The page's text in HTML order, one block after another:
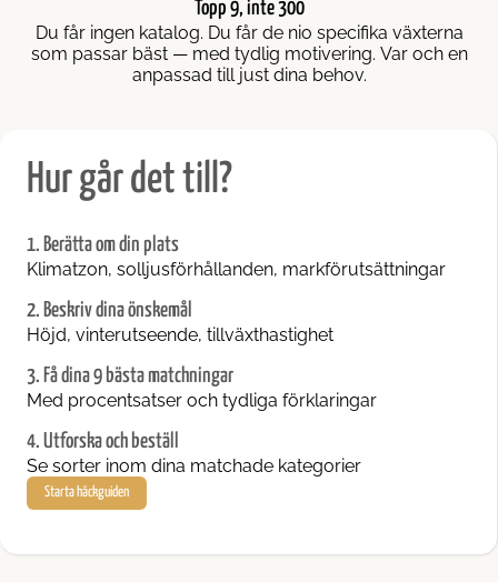
häckväxter
Topp 9, inte 300
Du får ingen katalog. Du får de nio specifika växterna
som passar bäst — med tydlig motivering. Var och en
anpassad till just dina behov.
Hur går det till?
1. Berätta om din plats
Klimatzon, solljusförhållanden, markförutsättningar
2. Beskriv dina önskemål
Höjd, vinterutseende, tillväxthastighet
3. Få dina 9 bästa matchningar
Med procentsatser och tydliga förklaringar
4. Utforska och beställ
Se sorter inom dina matchade kategorier
Starta häckguiden